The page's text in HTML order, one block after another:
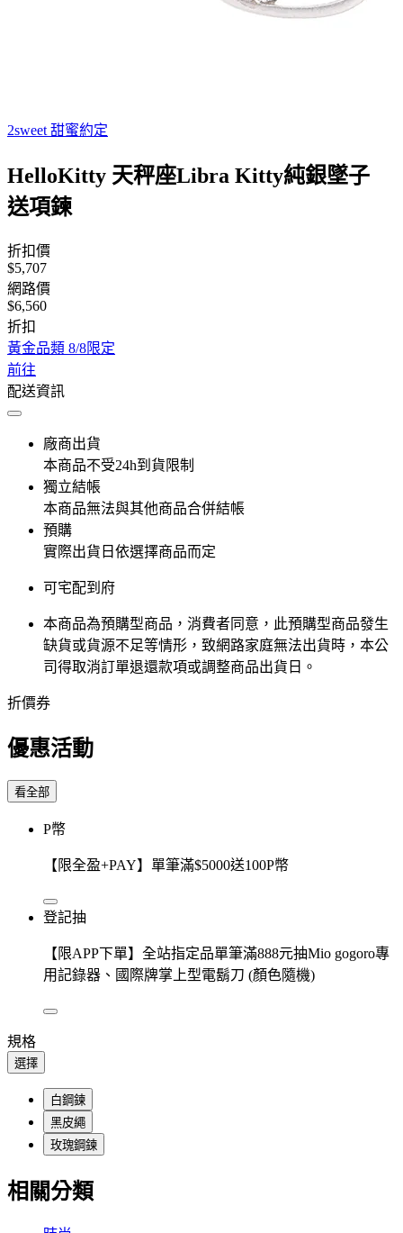
2sweet 甜蜜約定
HelloKitty 天秤座Libra Kitty純銀墜子
送項鍊
折扣價
$5,707
網路價
$6,560
折扣
黃金品類 8/8限定
前往
配送資訊
廠商出貨
本商品不受24h到貨限制
獨立結帳
本商品無法與其他商品合併結帳
預購
實際出貨日依選擇商品而定
可宅配到府
本商品為預購型商品，消費者同意，此預購型商品發生
缺貨或貨源不足等情形，​致網路家庭無法出貨時，本公
司得取消訂單退還款項或調整商品出貨日。
折價券
優惠活動
看全部
P幣
【限全盈+PAY】單筆滿$5000送100P幣
登記抽
【限APP下單】全站指定品單筆滿888元抽Mio gogoro專
用記錄器、國際牌掌上型電鬍刀 (顏色隨機)
規格
選擇
白鋼鍊
黑皮繩
玫瑰鋼鍊
相關分類